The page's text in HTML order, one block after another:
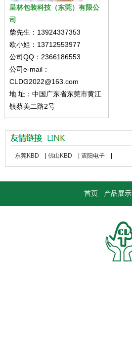
呈林包装科技（东莞）有限公
司
柴先生：13924337353
欧小姐：13712553977
公司QQ：2366186553
公司e-mail：
CLDG2022@163.com
地 址：中国广东省东莞市黄江
镇蔡美二路2号
东莞KBD 佛山KBD 震阳电子
首页 产品展示